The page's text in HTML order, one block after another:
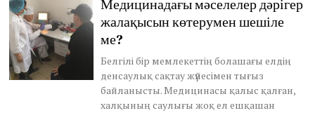
Медицинадағы мәселелер дәрігер
жалақысын көтерумен шешіле
ме?
Белгілі бір мемлекеттің болашағы елдің
денсаулық сақтау жүйесімен тығыз
байланысты. Медицинасы қалыс қалған,
халқының саулығы жоқ ел ешқашан